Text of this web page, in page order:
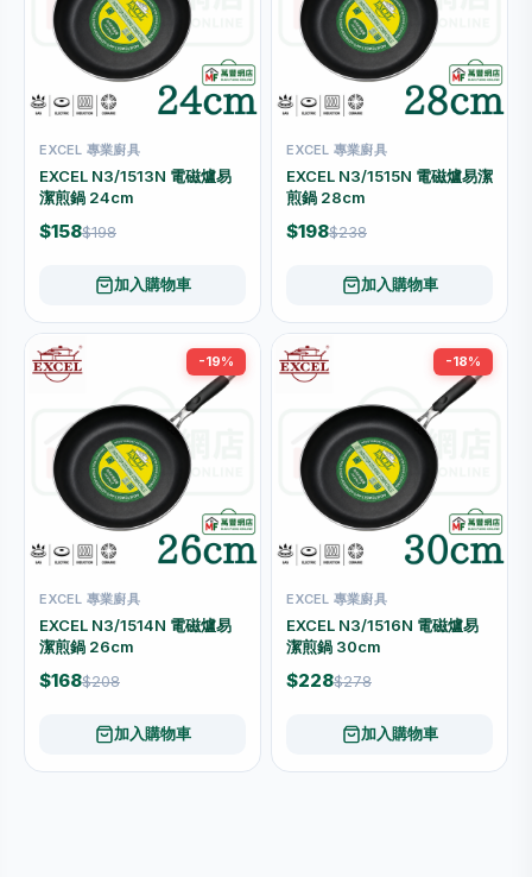
EXCEL 專業廚具
EXCEL N3/1513N 電磁爐易
潔煎鍋 24cm
$158$198
加入購物車
EXCEL 專業廚具
EXCEL N3/1515N 電磁爐易潔
煎鍋 28cm
$198$238
加入購物車
-19%
EXCEL 專業廚具
EXCEL N3/1514N 電磁爐易
潔煎鍋 26cm
$168$208
加入購物車
-18%
EXCEL 專業廚具
EXCEL N3/1516N 電磁爐易
潔煎鍋 30cm
$228$278
加入購物車